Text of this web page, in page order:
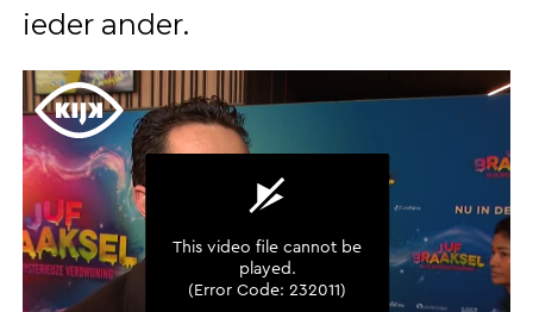
ieder ander.